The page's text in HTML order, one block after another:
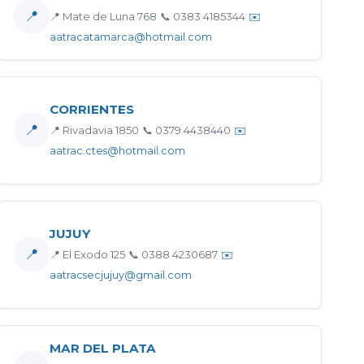
📍 📍 Mate de Luna 768 📞 0383 4185344 ✉️
aatracatamarca@hotmail.com
📍
CORRIENTES
📍 Rivadavia 1850 📞 0379 4438440 ✉️
aatrac.ctes@hotmail.com
📍
JUJUY
📍 El Exodo 125 📞 0388 4230687 ✉️
aatracsecjujuy@gmail.com
MAR DEL PLATA